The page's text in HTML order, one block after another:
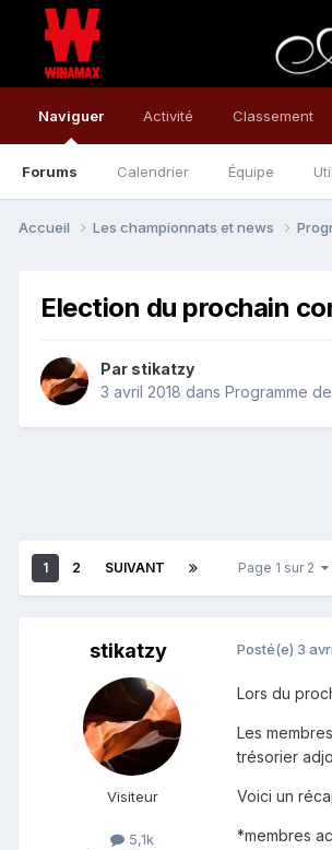
Naviguer
Forums Calendrier Équipe
Activité Classement
Accueil Les championnats et news
Election du prochain
Par stikatzy
3 avril 2018 dans Programme
1 2 SUIVANT Page 1 sur 2
stikatzy
Visiteur
5,1k
Posté(e) 3
Lors du
Les
trésorier
Voici un
*membres